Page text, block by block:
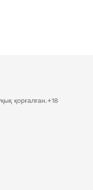
қорғалған.+18